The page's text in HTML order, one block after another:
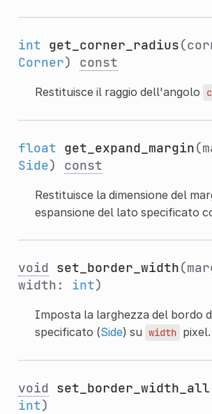
int get_corner_radius
Corner) const
Restituisce il raggio dell'angolo
float get_expand_margin
Side) const
Restituisce la dimensione del
espansione del lato specificato
void set_border_width
width: int)
Imposta la larghezza del bordo
specificato (Side) su width pixel.
void set_border_width_all
int)